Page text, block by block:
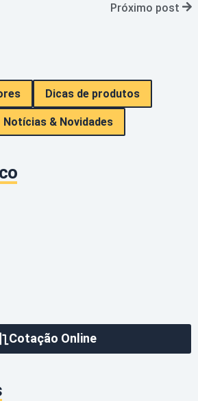
Próximo post
Dicas de produtos
Notícias & Novidades
Cotação Online